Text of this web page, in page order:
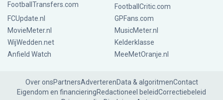
FootballTransfers.com
FootballCritic.com
FCUpdate.nl
GPFans.com
MovieMeter.nl
MusicMeter.nl
WijWedden.net
Kelderklasse
Anfield Watch
MeeMetOranje.nl
Over onsPartnersAdverterenData & algoritmenContact
Eigendom en financieringRedactioneel beleidCorrectiebeleid